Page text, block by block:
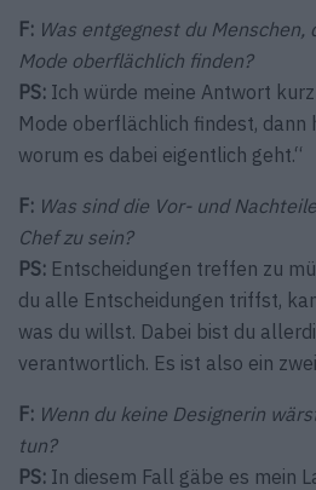
F: Was entgegnest du
Mode oberflächlich finden?
PS: Ich würde meine Antwort
Mode oberflächlich findest, dann
worum es dabei eigentlich geht.“
F: Was sind die Vor- und
Chef zu sein?
PS: Entscheidungen treffen zu
du alle Entscheidungen triffst,
was du willst. Dabei bist du
verantwortlich. Es ist also ein
F: Wenn du keine Designerin
tun?
PS: In diesem Fall gäbe es mein